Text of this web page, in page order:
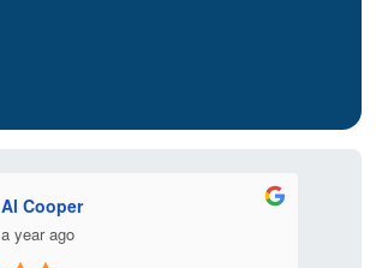
Al Cooper
a year ago